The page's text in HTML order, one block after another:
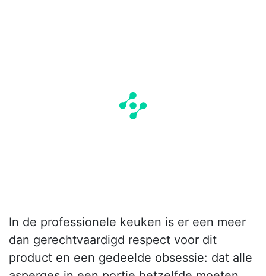
In de professionele keuken is er een meer
dan gerechtvaardigd respect voor dit
product en een gedeelde obsessie: dat alle